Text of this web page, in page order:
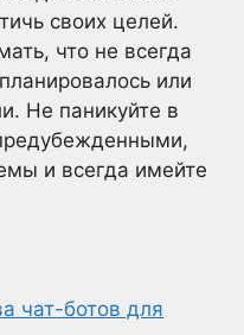
своих целей.
что не всегда
или
Не паникуйте в
и всегда имейте
чат-ботов для